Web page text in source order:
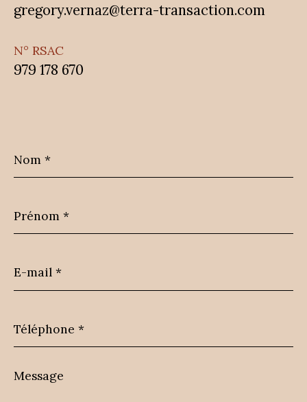
gregory.vernaz@terra-transaction.com
N° RSAC
979 178 670
*
*
mail
*
*
Message
*